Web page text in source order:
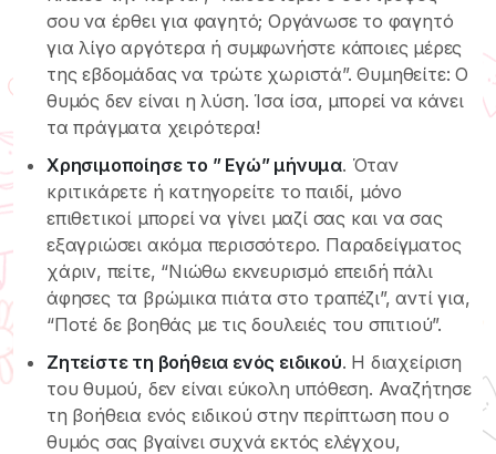
σου να έρθει για φαγητό; Οργάνωσε το φαγητό
για λίγο αργότερα ή συμφωνήστε κάποιες μέρες
της εβδομάδας να τρώτε χωριστά”. Θυμηθείτε: Ο
θυμός δεν είναι η λύση. Ίσα ίσα, μπορεί να κάνει
τα πράγματα χειρότερα!
Χρησιμοποίησε το ” Εγώ” μήνυμα. Όταν
κριτικάρετε ή κατηγορείτε το παιδί, μόνο
επιθετικοί μπορεί να γίνει μαζί σας και να σας
εξαγριώσει ακόμα περισσότερο. Παραδείγματος
χάριν, πείτε, “Νιώθω εκνευρισμό επειδή πάλι
άφησες τα βρώμικα πιάτα στο τραπέζι”, αντί για,
“Ποτέ δε βοηθάς με τις δουλειές του σπιτιού”.
Ζητείστε τη βοήθεια ενός ειδικού. Η διαχείριση
του θυμού, δεν είναι εύκολη υπόθεση. Αναζήτησε
τη βοήθεια ενός ειδικού στην περίπτωση που ο
θυμός σας βγαίνει συχνά εκτός ελέγχου,